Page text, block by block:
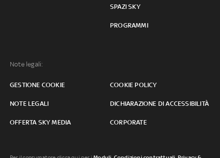
SPAZI SKY
PROGRAMMI
Note legali:
GESTIONE COOKIE COOKIE POLICY
NOTE LEGALI DICHIARAZIONE DI ACCESSIBILITÀ
OFFERTA SKY MEDIA CORPORATE